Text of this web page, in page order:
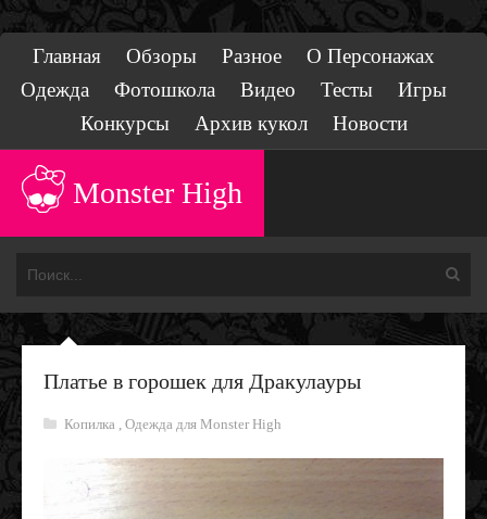
Главная Обзоры Разное
О Персонажах
Одежда
Фотошкола Видео Тесты
Игры
Конкурсы
Архив кукол Новости
Monster High
Платье в горошек для Дракулауры
Копилка , Одежда для Monster High